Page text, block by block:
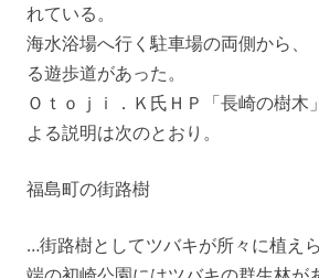
れている。
海水浴場へ行く駐車場の両側から、
る遊歩道があった。
Ｏｔｏｊｉ．Ｋ氏ＨＰ「長崎の樹木
よる説明は次のとおり。
福島町の街路樹
…街路樹としてツバキが所々に植え